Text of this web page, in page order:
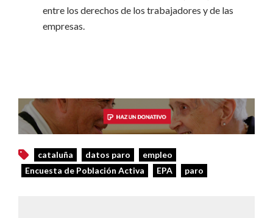
entre los derechos de los trabajadores y de las
empresas.
cataluña datos paro
empleo
Encuesta de Población Activa
EPA paro